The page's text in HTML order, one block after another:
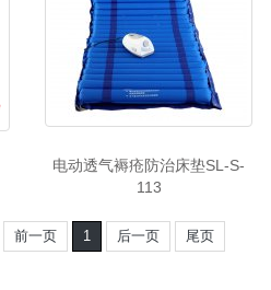
电动透气褥疮防治床垫SL-S-
113
前一页 1 后一页 尾页